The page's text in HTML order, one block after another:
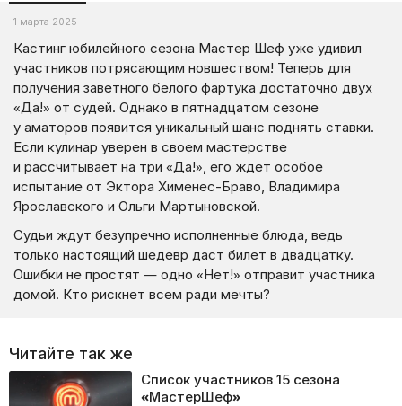
1 марта 2025
Кастинг юбилейного сезона Мастер Шеф уже удивил
участников потрясающим новшеством! Теперь для
получения заветного белого фартука достаточно двух
«Да!» от судей. Однако в пятнадцатом сезоне
у аматоров появится уникальный шанс поднять ставки.
Если кулинар уверен в своем мастерстве
и рассчитывает на три «Да!», его ждет особое
испытание от Эктора Хименес-Браво, Владимира
Ярославского и Ольги Мартыновской.
Судьи ждут безупречно исполненные блюда, ведь
только настоящий шедевр даст билет в двадцатку.
Ошибки не простят — одно «Нет!» отправит участника
домой. Кто рискнет всем ради мечты?
Читайте так же
Список участников 15 сезона
«МастерШеф»